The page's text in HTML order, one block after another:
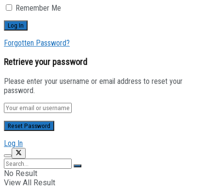
Remember Me
Forgotten Password?
Retrieve your password
Please enter your username or email address to reset your
password.
Log In
No Result
View All Result